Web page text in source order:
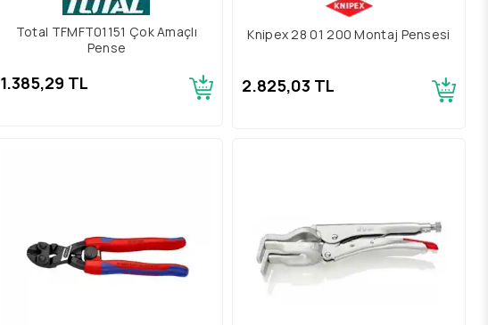
Total TFMFT01151 Çok Amaçlı
Pense
1.385,29 TL
Knipex 28 01 200 Montaj Pensesi
2.825,03 TL